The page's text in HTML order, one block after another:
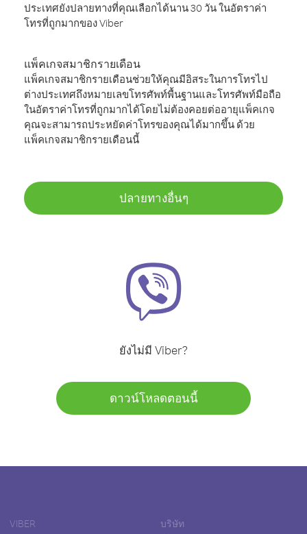
ประเทศยังปลายทางที่คุณเลือกได้นาน 30 วัน ในอัตราค่า
โทรที่ถูกมากของ Viber
แพ็คเกจสมาชิกรายเดือน
แพ็คเกจสมาชิกรายเดือนช่วยให้คุณมีอิสระในการโทรไป
ต่างประเทศถึงหมายเลขโทรศัพท์พื้นฐานและโทรศัพท์มือถือ
ในอัตราค่าโทรที่ถูกมากได้โดยไม่ต้องคอยต่ออายุแพ็คเกจ
คุณจะสามารถประหยัดค่าโทรของคุณได้มากขึ้น ด้วย
แพ็คเกจสมาชิกรายเดือนนี้
ปลายทางอื่นๆ
ยังไม่มี Viber?
ดาวน์โหลดตอนนี้
VIBER บริษัท